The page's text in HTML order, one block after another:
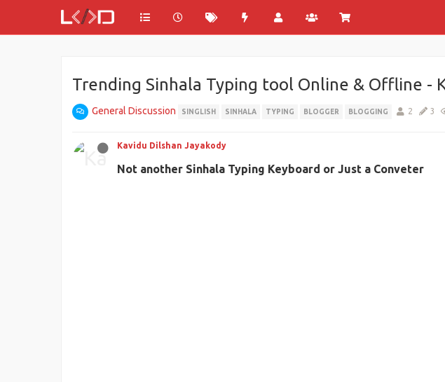
Trending Sinhala Typing tool Online & Offline -
General Discussion SINGLISH SINHALA TYPING BLOGGER BLOGGING 2 3
Kavidu Dilshan Jayakody
Not another Sinhala Typing Keyboard or Just a Conveter